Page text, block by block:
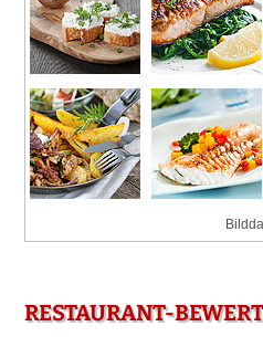
RESTAURANT-